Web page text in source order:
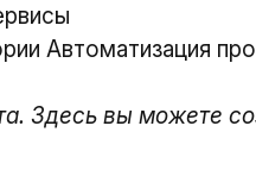
Автоматизация
Здесь вы можете